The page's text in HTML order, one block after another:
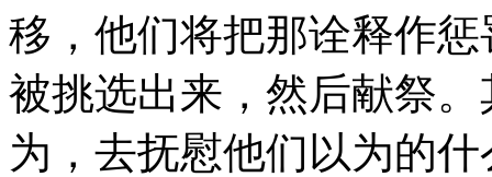
移，他们将把那诠释作
被挑选出来，然后献祭
为，去抚慰他们以为的